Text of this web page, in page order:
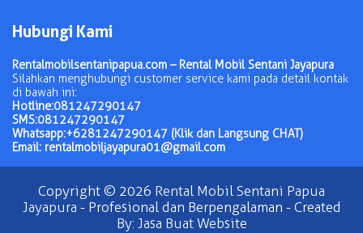
Hubungi Kami
Rentalmobilsentanipapua.com – Rental Mobil Sentani Jayapura
Silahkan menghubungi customer service kami pada detail kontak
di bawah ini:
Hotline:081247290147
SMS:081247290147
Whatsapp:+6281247290147 (Klik dan Langsung CHAT)
Email: rentalmobiljayapura01@gmail.com
Copyright © 2026 Rental Mobil Sentani Papua
Jayapura - Profesional dan Berpengalaman - Created
By: Jasa Buat Website